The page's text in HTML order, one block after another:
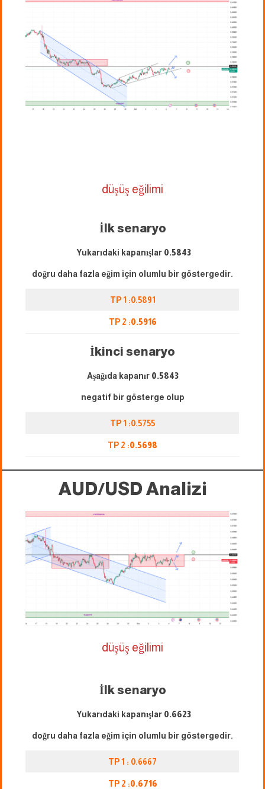
düşüş eğilimi
İlk senaryo
Yukarıdaki kapanışlar 0.5843
doğru daha fazla eğim için olumlu bir göstergedir.
TP 1 :0.5891
TP 2 :0.5916
İkinci senaryo
Aşağıda kapanır 0.5843
negatif bir gösterge olup
TP 1 :0.5755
TP 2 :0.5698
AUD/USD Analizi
düşüş eğilimi
İlk senaryo
Yukarıdaki kapanışlar 0.6623
doğru daha fazla eğim için olumlu bir göstergedir.
TP 1 : 0.6667
TP 2 :0.6716